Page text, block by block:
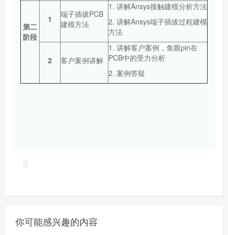
第二
阶段
1
端子插拔PCB
建模方法
1. 讲解Ansys接触建模分析方法
2. 讲解Ansys端子插拔过程建模
方法
2 客户案例讲解
1. 讲解客户案例，鱼眼pin在
PCB中的受力分析
2. 案例答疑
你可能感兴趣的内容